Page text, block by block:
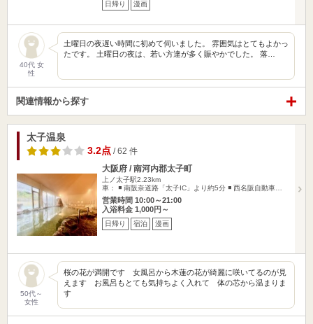
日帰り 漫画
40代 女
性
土曜日の夜遅い時間に初めて伺いました。 雰囲気はとてもよかっ
たです。 土曜日の夜は、若い方達が多く賑やかでした。 落…
関連情報から探す
太子温泉
3.2点 / 62 件
大阪府 / 南河内郡太子町
上ノ太子駅2.23km
車： ◾️ 南阪奈道路「太子IC」より約5分 ◾️ 西名阪自動車…
営業時間 10:00～21:00
入浴料金 1,000円～
日帰り 宿泊 漫画
50代～
女性
桜の花が満開です 女風呂から木蓮の花が綺麗に咲いてるのが見
えます お風呂もとても気持ちよく入れて 体の芯から温まりま
す